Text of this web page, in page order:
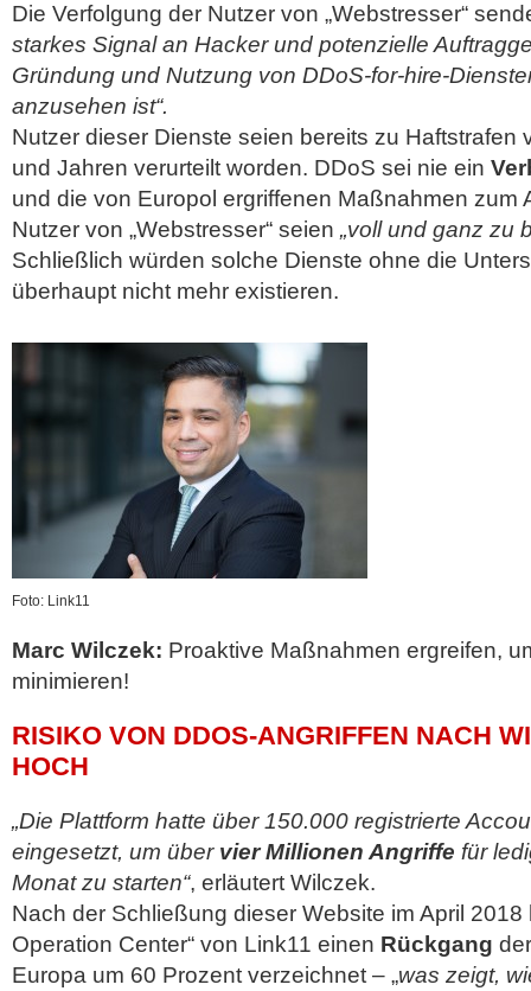
Die Verfolgung der Nutzer von „Webstresser“
starkes Signal an Hacker und potenzielle
Gründung und Nutzung von DDoS-for-hire-
anzusehen ist“.
Nutzer dieser Dienste seien bereits zu Haftstrafen
und Jahren verurteilt worden. DDoS sei nie ein
und die von Europol ergriffenen Maßnahmen zum
Nutzer von „Webstresser“ seien „voll und ganz zu
Schließlich würden solche Dienste ohne die
überhaupt nicht mehr existieren.
Foto: Link11
Marc Wilczek: Proaktive Maßnahmen ergreifen,
minimieren!
RISIKO VON DDOS-ANGRIFFEN NACH
HOCH
„Die Plattform hatte über 150.000 registrierte
eingesetzt, um über vier Millionen Angriffe für
Monat zu starten“, erläutert Wilczek.
Nach der Schließung dieser Website im April 2018
Operation Center“ von Link11 einen Rückgang
Europa um 60 Prozent verzeichnet – „was zeigt,